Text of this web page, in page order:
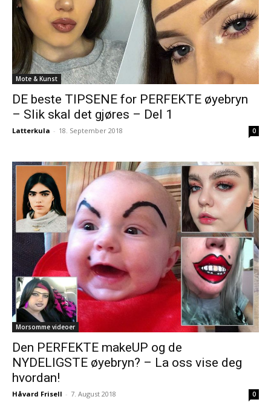
Mote & Kunst
DE beste TIPSENE for PERFEKTE øyebryn
– Slik skal det gjøres – Del 1
Latterkula - 18. September 2018 0
Morsomme videoer
Den PERFEKTE makeUP og de
NYDELIGSTE øyebryn? – La oss vise deg
hvordan!
Håvard Frisell - 7. August 2018 0